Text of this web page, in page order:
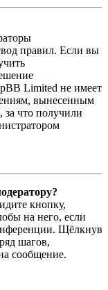
правил. Если вы
Limited не имеет
вынесенным
за что получили
кнопку,
на него, если
Щёлкнув
шагов,
сообщение.